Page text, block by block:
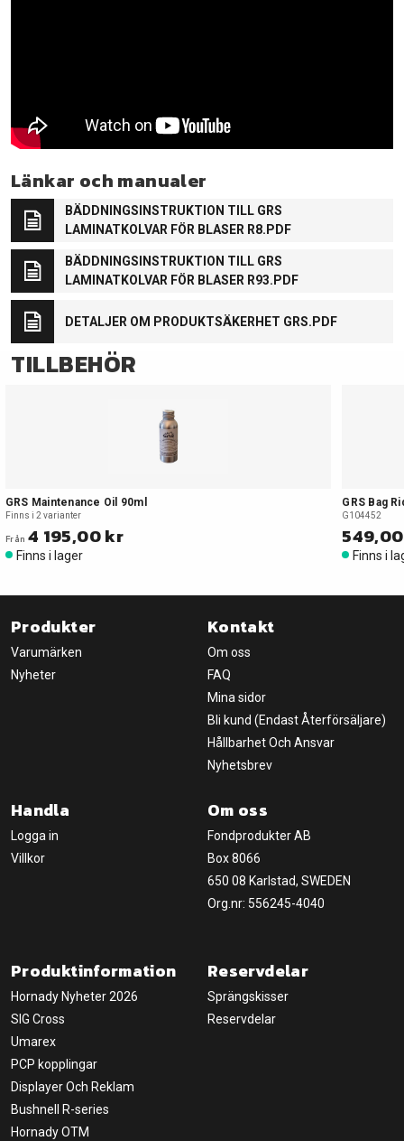
Länkar och manualer
BÄDDNINGSINSTRUKTION TILL GRS
LAMINATKOLVAR FÖR BLASER R8.PDF
BÄDDNINGSINSTRUKTION TILL GRS
LAMINATKOLVAR FÖR BLASER R93.PDF
DETALJER OM PRODUKTSÄKERHET GRS.PDF
TILLBEHÖR
GRS Maintenance Oil 90ml
Finns i 2 varianter
Från 4 195,00 kr
Finns i lager
GRS Bag
G104452
Finns i
Produkter
Varumärken
Nyheter
Kontakt
Om oss
FAQ
Mina sidor
Bli kund (Endast Återförsäljare)
Hållbarhet Och Ansvar
Nyhetsbrev
Handla
Logga in
Villkor
Om oss
Fondprodukter AB
Box 8066
650 08 Karlstad, SWEDEN
Org.nr: 556245-4040
Produktinformation
Hornady Nyheter 2026
SIG Cross
Umarex
PCP kopplingar
Displayer Och Reklam
Bushnell R-series
Hornady OTM
Reservdelar
Sprängskisser
Reservdelar